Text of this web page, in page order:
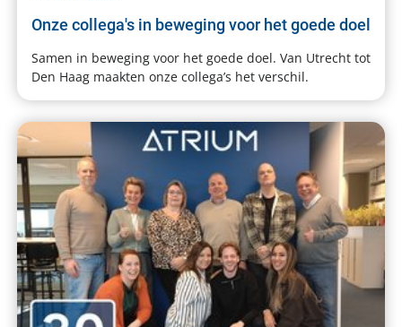
Onze collega's in beweging voor het goede doel
Samen in beweging voor het goede doel. Van Utrecht tot
Den Haag maakten onze collega’s het verschil.